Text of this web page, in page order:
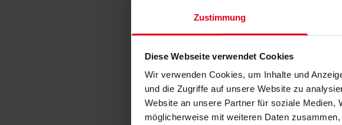
Zustimmung
Diese Webseite verwendet Cookies
Wir verwenden Cookies, um Inhalte und
und die Zugriffe auf unsere Website zu
Website an unsere Partner für soziale Medien,
möglicherweise mit weiteren Daten